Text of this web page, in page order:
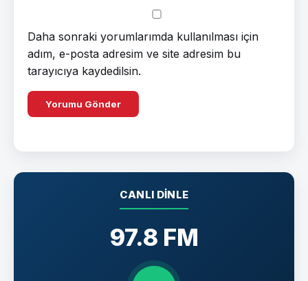
Daha sonraki yorumlarımda kullanılması için
adım, e-posta adresim ve site adresim bu
tarayıcıya kaydedilsin.
CANLI DINLE
97.8 FM